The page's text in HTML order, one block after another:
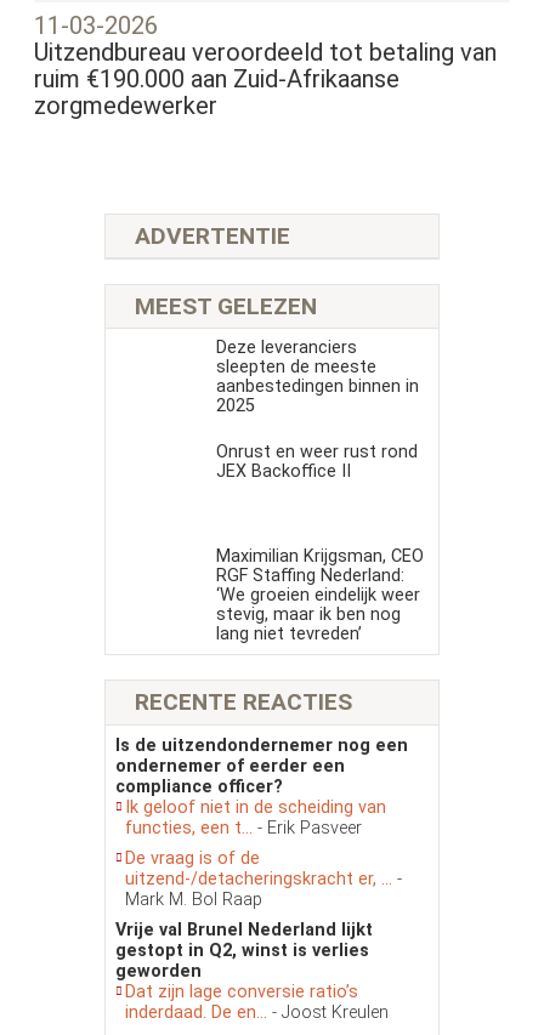
11-03-2026
Uitzendbureau veroordeeld tot betaling van
ruim €190.000 aan Zuid-Afrikaanse
zorgmedewerker
ADVERTENTIE
MEEST GELEZEN
Deze leveranciers
sleepten de meeste
aanbestedingen binnen in
2025
Onrust en weer rust rond
JEX Backoffice II
Maximilian Krijgsman, CEO
RGF Staffing Nederland:
‘We groeien eindelijk weer
stevig, maar ik ben nog
lang niet tevreden’
RECENTE REACTIES
Is de uitzendondernemer nog een
ondernemer of eerder een
compliance officer?
Ik geloof niet in de scheiding van
functies, een t... - Erik Pasveer
De vraag is of de
uitzend-/detacheringskracht er, ... -
Mark M. Bol Raap
Vrije val Brunel Nederland lijkt
gestopt in Q2, winst is verlies
geworden
Dat zijn lage conversie ratio’s
inderdaad. De en... - Joost Kreulen